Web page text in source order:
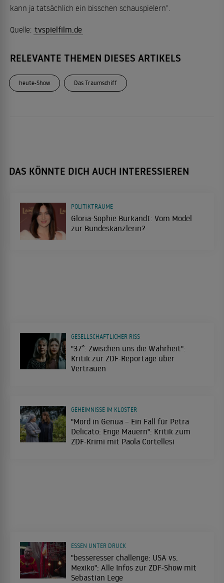
kann ja tatsächlich ein bisschen schauspielern“.
Quelle: tvspielfilm.de
RELEVANTE THEMEN DIESES ARTIKELS
heute-Show Das Traumschiff
DAS KÖNNTE DICH AUCH INTERESSIEREN
Gloria-Sophie Burkandt: Vom Model
zur Bundeskanzlerin?
POLITIKTRÄUME
"37°: Zwischen uns die Wahrheit":
Kritik zur ZDF-Reportage über
Vertrauen
GESELLSCHAFTLICHER RISS
"Mord in Genua – Ein Fall für Petra
Delicato: Enge Mauern": Kritik zum
ZDF-Krimi mit Paola Cortellesi
GEHEIMNISSE IM KLOSTER
"besseresser challenge: USA vs.
Mexiko": Alle Infos zur ZDF-Show mit
Sebastian Lege
ESSEN UNTER DRUCK